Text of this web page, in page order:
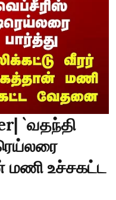
`வதந்தி
மணி உச்சகட்ட